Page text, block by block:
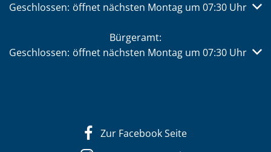
Klicken, um weitere Öffnungs- oder Schließzeiten
Geschlossen: öffnet nächsten Montag um 07:30 Uhr
Bürgeramt:
Klicken, um weitere Öffnungs- oder Schließzeiten
Geschlossen: öffnet nächsten Montag um 07:30 Uhr
Zur Facebook Seite